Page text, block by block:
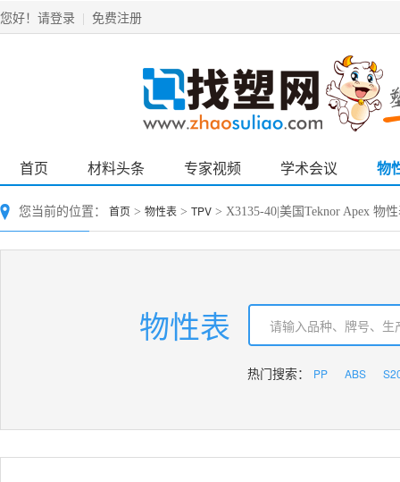
您好！ 请登录 免费注册
首页 材料头条 专家视频 学术会议 物
您当前的位置： 首页 > 物性表 > TPV > X3135-40|美国Teknor Apex 物
物性表
热门搜索： PP ABS